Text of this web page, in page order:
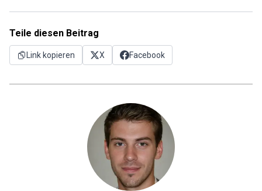
Teile diesen Beitrag
Link kopieren X Facebook